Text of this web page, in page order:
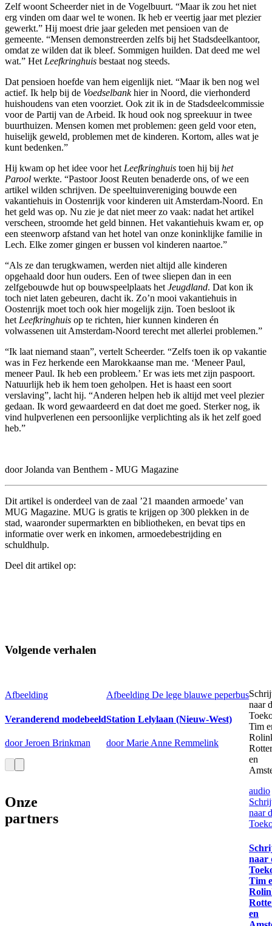
Zelf woont Scheerder niet in de Vogelbuurt. “Maar ik zou het niet
erg vinden om daar wel te wonen. Ik heb er veertig jaar met plezier
gewerkt.” Hij moest drie jaar geleden met pensioen van de
gemeente. “Mensen demonstreerden zelfs bij het Stadsdeelkantoor,
omdat ze wilden dat ik bleef. Sommigen huilden. Dat deed me wel
wat.” Het Leefkringhuis bestaat nog steeds.
Dat pensioen hoefde van hem eigenlijk niet. “Maar ik ben nog wel
actief. Ik help bij de Voedselbankhier in Noord, die vierhonderd
huishoudens van eten voorziet. Ook zit ik in de Stadsdeelcommissie
voor de Partij van de Arbeid. Ik houd ook nog spreekuur in twee
buurthuizen. Mensen komen met problemen: geen geld voor eten,
huiselijk geweld, problemen met de kinderen. Kortom, alles wat je
kunt bedenken.”
Hij kwam op het idee voor het Leefkringhuis toen hij bij het
Parool werkte. “Pastoor Joost Reuten benaderde ons, of we een
artikel wilden schrijven. De speeltuinvereniging bouwde een
vakantiehuis in Oostenrijk voor kinderen uit Amsterdam-Noord. En
het geld was op. Nu zie je dat niet meer zo vaak: nadat het artikel
verscheen, stroomde het geld binnen. Het vakantiehuis kwam er, op
een steenworp afstand van het hotel van onze koninklijke familie in
Lech. Elke zomer gingen er bussen vol kinderen naartoe.”
“Als ze dan terugkwamen, werden niet altijd alle kinderen
opgehaald door hun ouders. Een of twee sliepen dan in een
zelfgebouwde hut op bouwspeelplaats het Jeugdland. Dat kon ik
toch niet laten gebeuren, dacht ik. Zo’n mooi vakantiehuis in
Oostenrijk moet toch ook hier mogelijk zijn. Toen besloot ik
het Leefkringhuis op te richten, hier kunnen kinderen én
volwassenen uit Amsterdam-Noord terecht met allerlei problemen.”
“Ik laat niemand staan”, vertelt Scheerder. “Zelfs toen ik op vakantie
was in Fez herkende een Marokkaanse man me. ‘Meneer Paul,
meneer Paul. Ik heb een probleem.’ Er was iets met zijn paspoort.
Natuurlijk heb ik hem toen geholpen. Het is haast een soort
verslaving”, lacht hij. “Anderen helpen heb ik altijd met veel plezier
gedaan. Ik word gewaardeerd en dat doet me goed. Sterker nog, ik
vind hulpverlenen een persoonlijke verplichting als ik het zelf goed
heb.”
door Jolanda van Benthem - MUG Magazine
Dit artikel is onderdeel van de zaal ’21 maanden armoede’ van
MUG Magazine. MUG is gratis te krijgen op 300 plekken in de
stad, waaronder supermarkten en bibliotheken, en bevat tips en
informatie over werk en inkomen, armoedebestrijding en
schuldhulp.
Deel dit artikel op:
Volgende verhalen
Afbeelding
Veranderend modebeeld
door Jeroen Brinkman
Afbeelding De lege blauwe peperbus
Station Lelylaan (Nieuw-West)
door Marie Anne Remmelink
naar
Tim
en
audio
naar
naar
Tim
en
Onze
partners